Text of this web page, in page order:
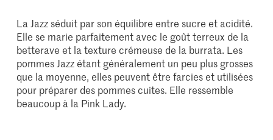
La Jazz séduit par son équilibre entre sucre et acidité.
Elle se marie parfaitement avec le goût terreux de la
betterave et la texture crémeuse de la burrata. Les
pommes Jazz étant généralement un peu plus grosses
que la moyenne, elles peuvent être farcies et utilisées
pour préparer des pommes cuites. Elle ressemble
beaucoup à la Pink Lady.